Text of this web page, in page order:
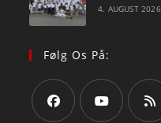
4. AUGUST 2026
Følg Os På: